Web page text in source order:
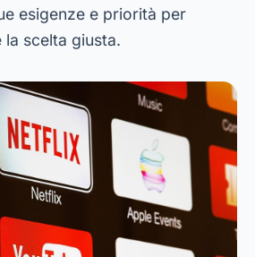
esigenze e priorità per
scelta giusta.